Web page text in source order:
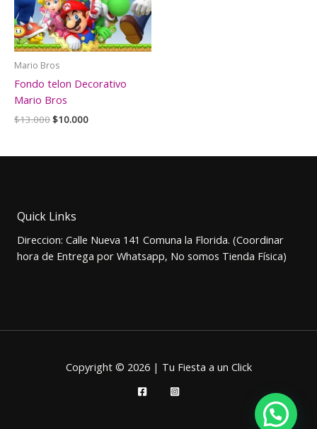
Mario Bros
Fondo telon Decorativo
Mario Bros
$13.000El
era:
$10.000El
es:
Quick Links
Direccion: Calle Nueva 141 Comuna la Florida. (Coordinar
hora de Entrega por Whatsapp, No somos Tienda Física)
Copyright © 2026 | Tu Fiesta a un Click